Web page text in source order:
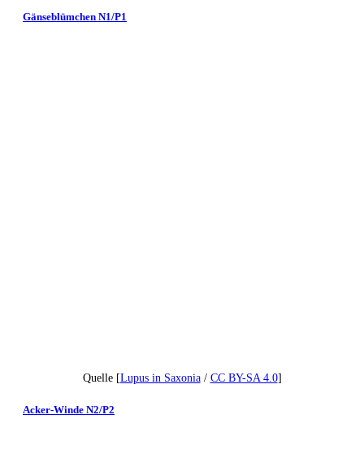
Gänseblümchen N1/P1
Quelle [Lupus in Saxonia/ CC BY-SA 4.0]
Acker-Winde N2/P2